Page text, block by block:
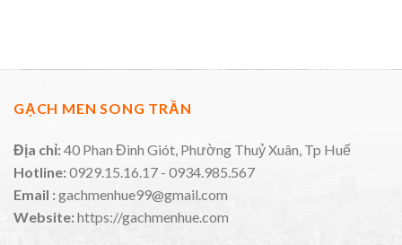
GẠCH MEN SONG TRẦN
Địa chỉ:40 Phan Đình Giót, Phường Thuỷ Xuân, Tp Huế
Hotline:0929.15.16.17 - 0934.985.567
Email :gachmenhue99@gmail.com
Website:https://gachmenhue.com